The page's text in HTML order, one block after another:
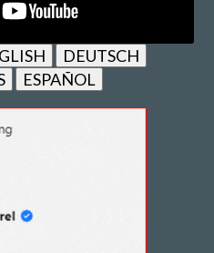
DEUTSCH
ESPAÑOL